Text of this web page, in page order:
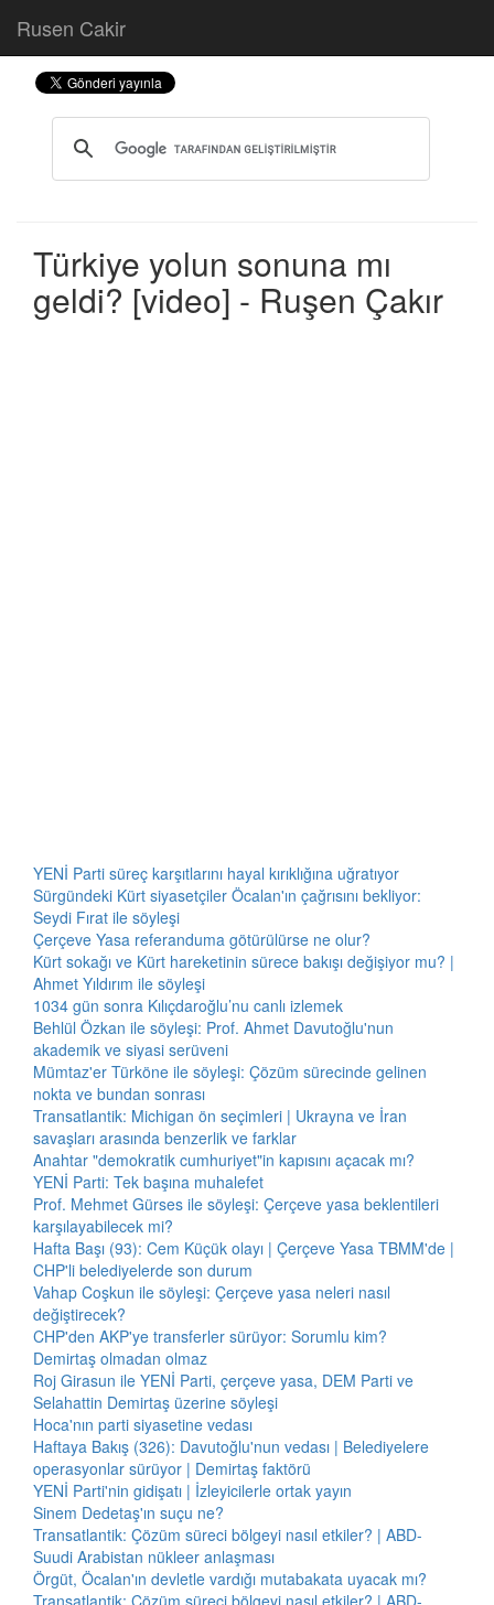
Rusen Cakir
Türkiye yolun sonuna mı
geldi? [video] - Ruşen Çakır
YENİ Parti süreç karşıtlarını hayal kırıklığına uğratıyor
Sürgündeki Kürt siyasetçiler Öcalan'ın çağrısını bekliyor:
Seydi Fırat ile söyleşi
Çerçeve Yasa referanduma götürülürse ne olur?
Kürt sokağı ve Kürt hareketinin sürece bakışı değişiyor mu? |
Ahmet Yıldırım ile söyleşi
1034 gün sonra Kılıçdaroğlu’nu canlı izlemek
Behlül Özkan ile söyleşi: Prof. Ahmet Davutoğlu'nun
akademik ve siyasi serüveni
Mümtaz'er Türköne ile söyleşi: Çözüm sürecinde gelinen
nokta ve bundan sonrası
Transatlantik: Michigan ön seçimleri | Ukrayna ve İran
savaşları arasında benzerlik ve farklar
Anahtar "demokratik cumhuriyet"in kapısını açacak mı?
YENİ Parti: Tek başına muhalefet
Prof. Mehmet Gürses ile söyleşi: Çerçeve yasa beklentileri
karşılayabilecek mi?
Hafta Başı (93): Cem Küçük olayı | Çerçeve Yasa TBMM'de |
CHP'li belediyelerde son durum
Vahap Coşkun ile söyleşi: Çerçeve yasa neleri nasıl
değiştirecek?
CHP'den AKP'ye transferler sürüyor: Sorumlu kim?
Demirtaş olmadan olmaz
Roj Girasun ile YENİ Parti, çerçeve yasa, DEM Parti ve
Selahattin Demirtaş üzerine söyleşi
Hoca'nın parti siyasetine vedası
Haftaya Bakış (326): Davutoğlu'nun vedası | Belediyelere
operasyonlar sürüyor | Demirtaş faktörü
YENİ Parti'nin gidişatı | İzleyicilerle ortak yayın
Sinem Dedetaş'ın suçu ne?
Transatlantik: Çözüm süreci bölgeyi nasıl etkiler? | ABD-
Suudi Arabistan nükleer anlaşması
Örgüt, Öcalan'ın devletle vardığı mutabakata uyacak mı?
Transatlantik: Çözüm süreci bölgeyi nasıl etkiler? | ABD-